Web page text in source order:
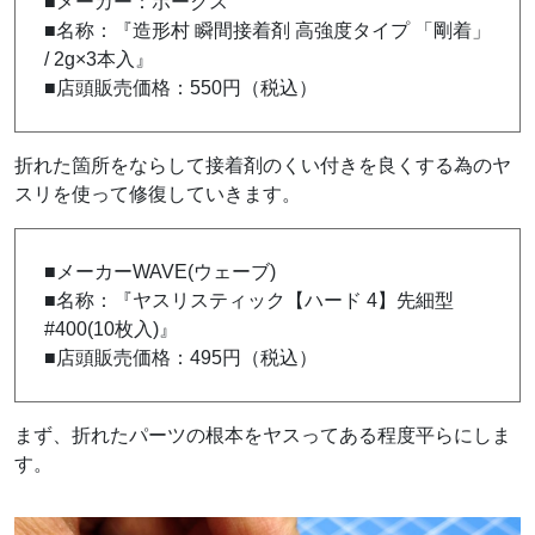
■名称：『造形村 瞬間接着剤 高強度タイプ 「剛着」
/ 2g×3本入』
■店頭販売価格：550円（税込）
折れた箇所をならして接着剤のくい付きを良くする為のヤ
スリを使って修復していきます。
■メーカーWAVE(ウェーブ)
■名称：『ヤスリスティック【ハード 4】先細型
#400(10枚入)』
■店頭販売価格：495円（税込）
まず、折れたパーツの根本をヤスってある程度平らにしま
す。